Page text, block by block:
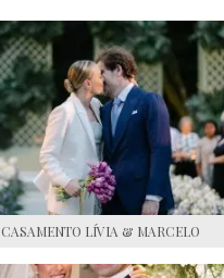
CASAMENTO LÍVIA & MARCELO